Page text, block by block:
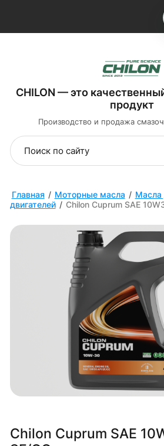
CHILON — это
продукт
Производство и продажа
Главная / Моторные масла / Масла
двигателей / Chilon Cuprum SAE
Chilon Cuprum SAE